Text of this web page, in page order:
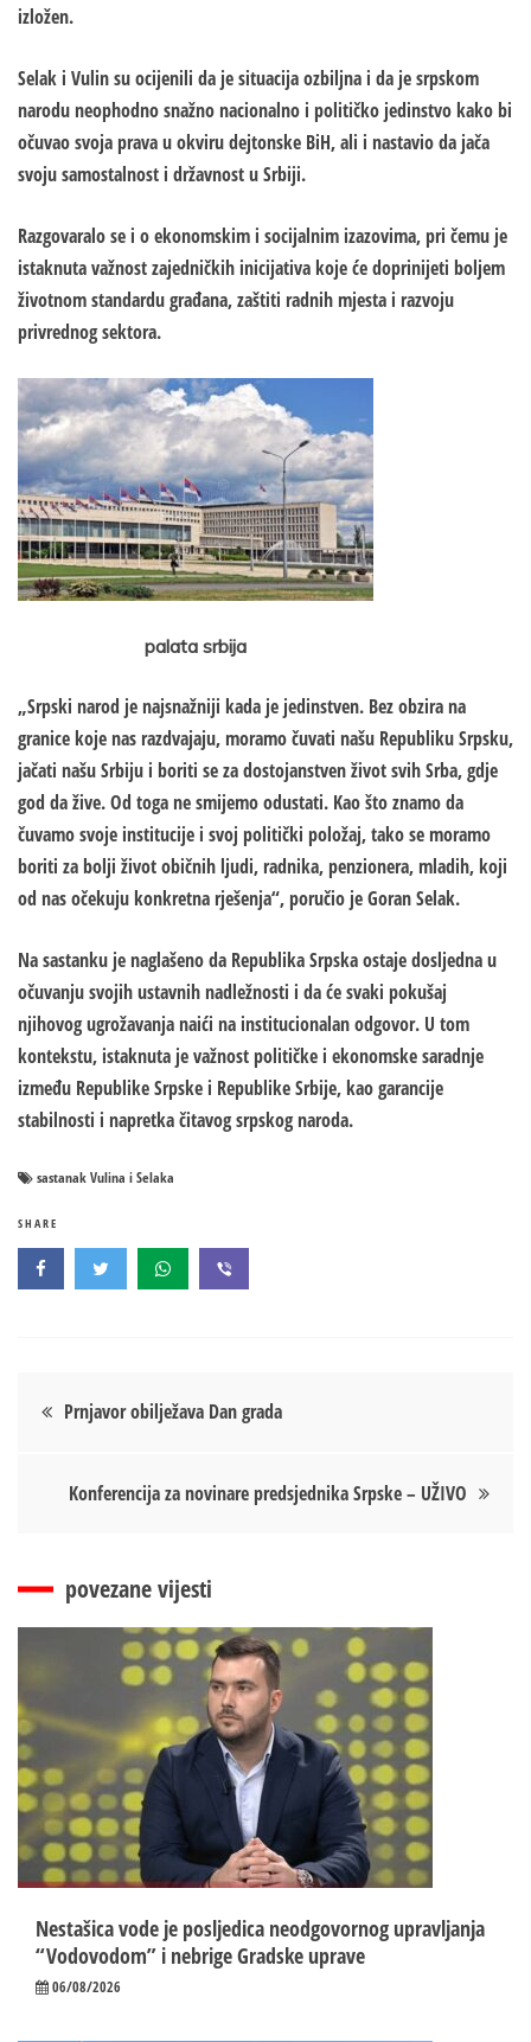
izložen.
Selak i Vulin su ocijenili da je situacija ozbiljna i da je srpskom
narodu neophodno snažno nacionalno i političko jedinstvo kako bi
očuvao svoja prava u okviru dejtonske BiH, ali i nastavio da jača
svoju samostalnost i državnost u Srbiji.
Razgovaralo se i o ekonomskim i socijalnim izazovima, pri čemu je
istaknuta važnost zajedničkih inicijativa koje će doprinijeti boljem
životnom standardu građana, zaštiti radnih mjesta i razvoju
privrednog sektora.
palata srbija
„Srpski narod je najsnažniji kada je jedinstven. Bez obzira na
granice koje nas razdvajaju, moramo čuvati našu Republiku Srpsku,
jačati našu Srbiju i boriti se za dostojanstven život svih Srba, gdje
god da žive. Od toga ne smijemo odustati. Kao što znamo da
čuvamo svoje institucije i svoj politički položaj, tako se moramo
boriti za bolji život običnih ljudi, radnika, penzionera, mladih, koji
od nas očekuju konkretna rješenja“, poručio je Goran Selak.
Na sastanku je naglašeno da Republika Srpska ostaje dosljedna u
očuvanju svojih ustavnih nadležnosti i da će svaki pokušaj
njihovog ugrožavanja naići na institucionalan odgovor. U tom
kontekstu, istaknuta je važnost političke i ekonomske saradnje
između Republike Srpske i Republike Srbije, kao garancije
stabilnosti i napretka čitavog srpskog naroda.
sastanak Vulina i Selaka
SHARE
Кретање
Prnjavor obilježava Dan grada
Konferencija za novinare predsjednika Srpske – UŽIVO
povezane vijesti
Nestašica vode je posljedica neodgovornog upravljanja
“Vodovodom” i nebrige Gradske uprave
06/08/2026